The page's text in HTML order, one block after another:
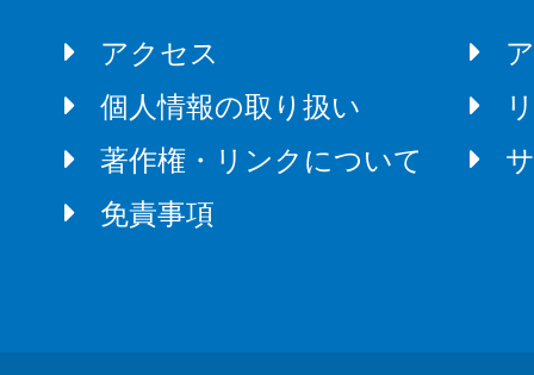
アクセス
個人情報の取り扱い
著作権・リンクについて
免責事項